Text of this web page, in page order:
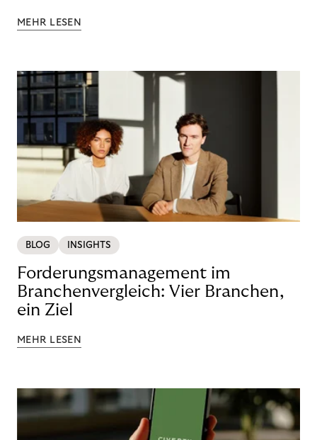
MEHR LESEN
BLOG INSIGHTS
Forderungsmanagement im
Branchenvergleich: Vier Branchen,
ein Ziel
MEHR LESEN